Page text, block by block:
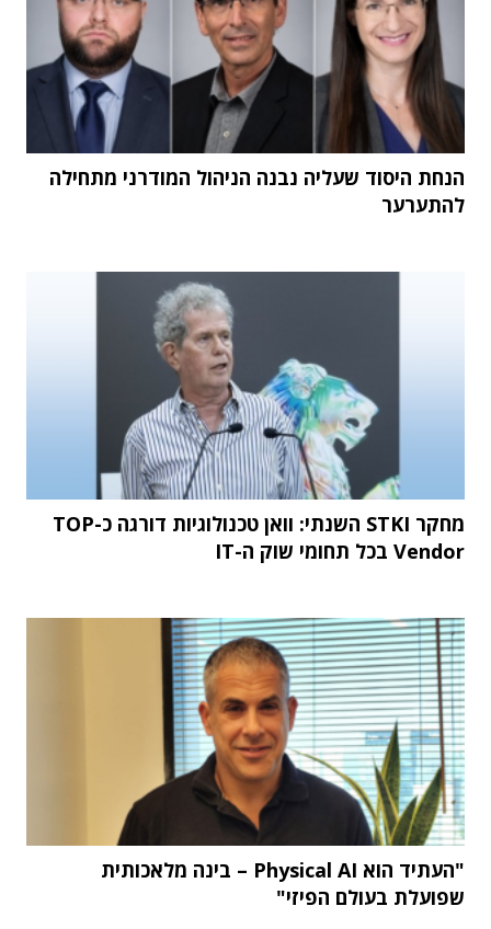
הנחת היסוד שעליה נבנה הניהול המודרני מתחילה
להתערער
מחקר STKI השנתי: וואן טכנולוגיות דורגה כ-TOP
Vendor בכל תחומי שוק ה-IT
"העתיד הוא Physical AI – בינה מלאכותית
שפועלת בעולם הפיזי"